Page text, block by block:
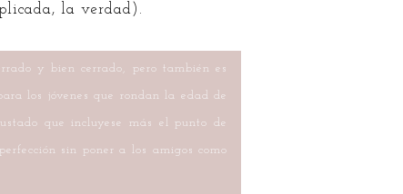
la verdad).
y bien cerrado, pero también es
los jóvenes que rondan la edad de
que incluyese más el punto de
sin poner a los amigos como